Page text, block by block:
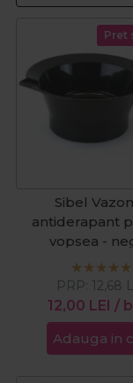
Pret
Sibel
antiderapant
vopsea -
12,00 LEI /
PRP: 12,68
Adauga in